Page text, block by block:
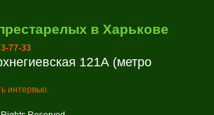
в Харькове
77-33
121А (метро
интервью.